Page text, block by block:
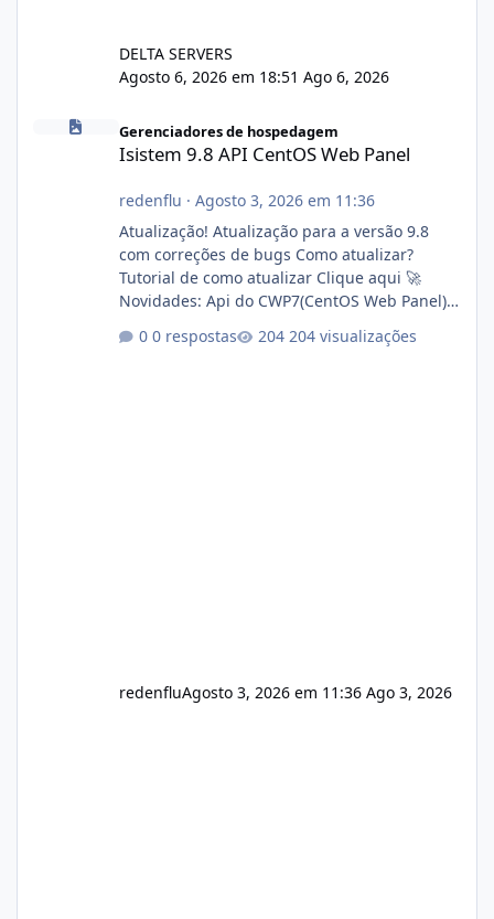
DELTA SERVERS
Agosto 6, 2026 em 18:51 Ago 6, 2026
Isistem 9.8 API CentOS Web Panel
Gerenciadores de hospedagem
Isistem 9.8 API CentOS Web Panel
redenflu · Agosto 3, 2026 em 11:36
Atualização! Atualização para a versão 9.8
com correções de bugs Como atualizar?
Tutorial de como atualizar Clique aqui 🚀
Novidades: Api do CWP7(CentOS Web Panel)
autorizado a usasr o isistem:
0 respostas 204 visualizações
redenfluAgosto 3, 2026 em 11:36 Ago 3, 2026